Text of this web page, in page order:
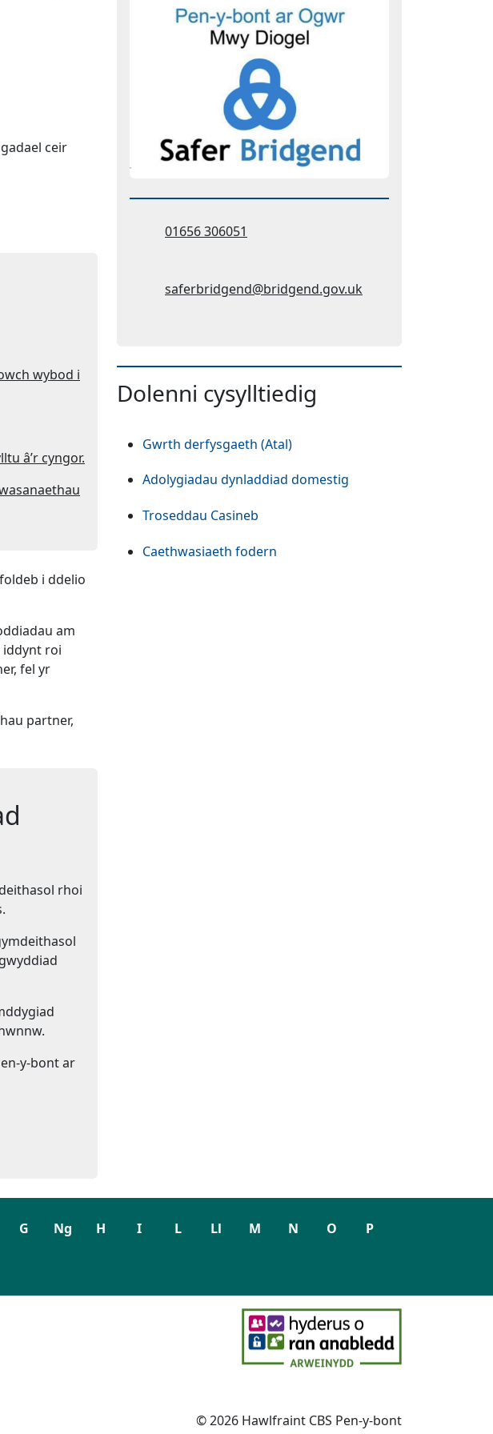
ceir
wybod i
â’r cyngor.
i ddelio
am
iddynt roi
fel yr
partner,
rhoi
y-bont ar
Ffôn:
01656 306051
Cyfeiriad ebost:
saferbridgend@bridgend.gov.uk
Dolenni cysylltiedig
Gwrth derfysgaeth (Atal)
Adolygiadau dynladdiad domestig
Troseddau Casineb
Caethwasiaeth fodern
G Ng H I L Ll M N O P
© 2026 Hawlfraint CBS Pen-y-bont